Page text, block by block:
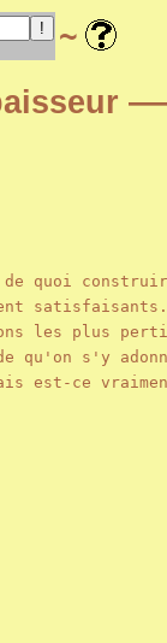
~
quoi
les plus
qu'on s'y
est-ce